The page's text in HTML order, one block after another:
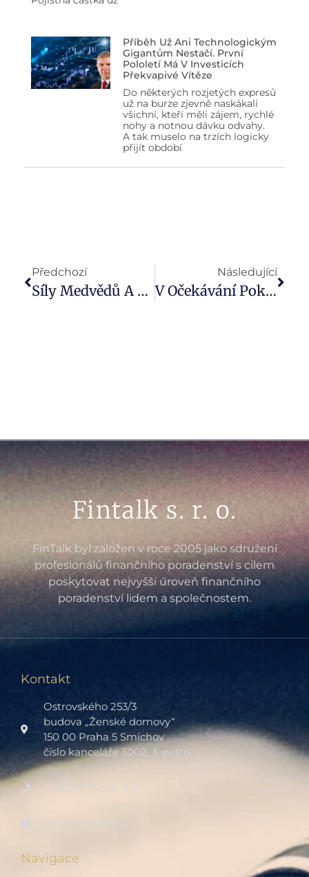
Příběh Už Ani Technologickým
Gigantům Nestačí. První
Pololetí Má V Investicích
Překvapivé Vítěze
Do některých rozjetých expresů
už na burze zjevně naskákali
všichni, kteří měli zájem, rychlé
nohy a notnou dávku odvahy.
A tak muselo na trzích logicky
přijít období
Předchozí
Síly Medvědů A Býků Se Vyrovnaly (Týden 33)
Následující
V Očekávání Poklesu Sazeb (Týden 35)
Fintalk s. r. o.
FinTalk byl založen v roce 2005 jako sdružení
profesionálů finančního poradenství s cílem
poskytovat nejvyšší úroveň finančního
poradenství lidem a společnostem.
Kontakt
Ostrovského 253/3
budova „Ženské domovy“
150 00 Praha 5 Smíchov
číslo kanceláře 3002, 3. patro
(+420) 775 342 943
fintalk@fintalk.cz
Navigace